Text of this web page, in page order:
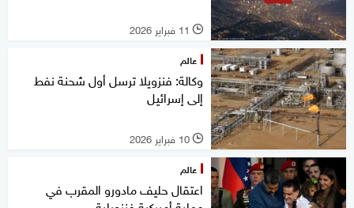
l 11 فبراير 2026
عالم
وكالة: فنزويلا ترسل أول شحنة نفط
إلى إسرائيل
l 10 فبراير 2026
عالم
اعتقال حليف مادورو المقرب في